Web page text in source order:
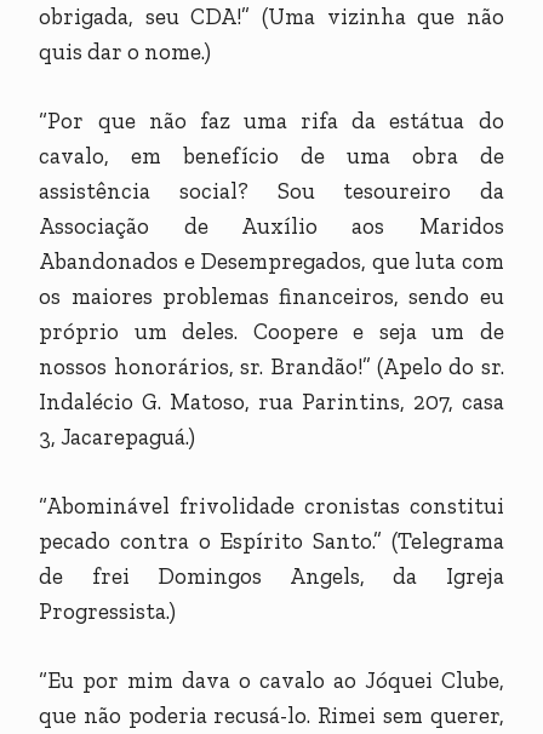
obrigada, seu CDA!” (Uma vizinha que não
quis dar o nome.)
“Por que não faz uma rifa da estátua do
cavalo, em benefício de uma obra de
assistência social? Sou tesoureiro da
Associação de Auxílio aos Maridos
Abandonados e Desempregados, que luta com
os maiores problemas financeiros, sendo eu
próprio um deles. Coopere e seja um de
nossos honorários, sr. Brandão!” (Apelo do sr.
Indalécio G. Matoso, rua Parintins, 207, casa
3, Jacarepaguá.)
“Abominável frivolidade cronistas constitui
pecado contra o Espírito Santo.” (Telegrama
de frei Domingos Angels, da Igreja
Progressista.)
“Eu por mim dava o cavalo ao Jóquei Clube,
que não poderia recusá-lo. Rimei sem querer,